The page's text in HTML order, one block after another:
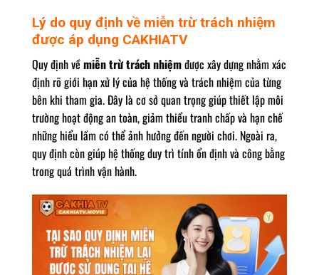
Lý do quy định về miễn trừ trách nhiệm
được áp dụng CAKHIATV
Quy định vềmiễn trừ trách nhiệmđược xây dựng nhằm xác
định rõ giới hạn xử lý của hệ thống và trách nhiệm của từng
bên khi tham gia. Đây là cơ sở quan trọng giúp thiết lập môi
trường hoạt động an toàn, giảm thiểu tranh chấp và hạn chế
những hiểu lầm có thể ảnh hưởng đến người chơi. Ngoài ra,
quy định còn giúp hệ thống duy trì tính ổn định và công bằng
trong quá trình vận hành.